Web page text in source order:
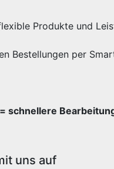
Produkte und
Bestellungen per
schnellere
uns auf